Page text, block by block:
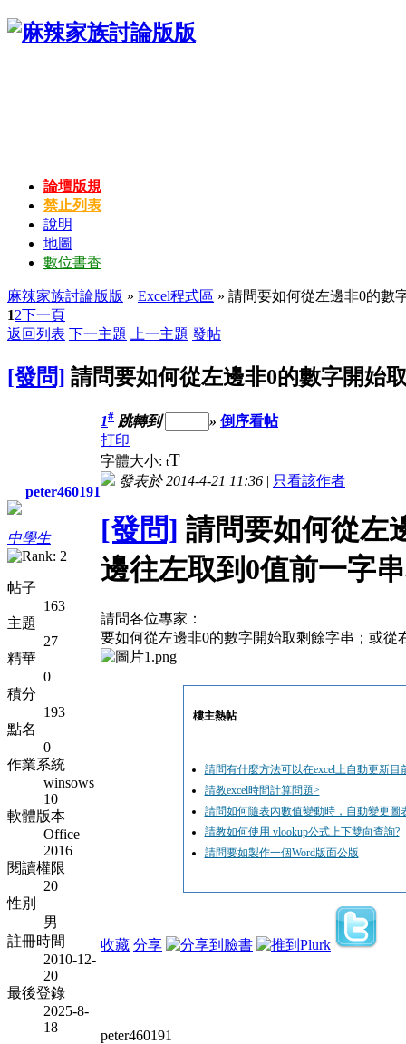
論壇版規
禁止列表
說明
地圖
數位書香
麻辣家族討論版版 » Excel程式區 » 請問要如何從左邊非0的數
12下一頁
返回列表 下一主題 上一主題 發帖
[發問] 請問要如何從左邊非0的數字開始
peter460191
中學生
帖子
163
主題
27
精華
0
積分
193
點名
0
作業系統
winsows
10
軟體版本
Office
2016
閱讀權限
20
性別
男
註冊時間
2010-12-
20
最後登錄
2025-8-
18
1# 跳轉到 » 倒序看帖
打印
字體大小: tT
發表於 2014-4-21 11:36 | 只看該作者
[發問] 請問要如何從左
邊往左取到0值前一字
請問各位專家：
要如何從左邊非0的數字開始取剩餘字串；或
樓主熱帖
請問有什麼方法可以在excel上自動更新目
請教excel時間計算問題>
請問如何隨表內數值變動時，自動變更圖
請教如何使用 vlookup公式上下雙向查詢?
請問要如製作一個Word版面公版
收藏 分享
peter460191